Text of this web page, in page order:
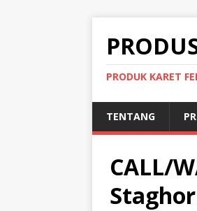
PRODUK KARET
TENTANG
CALL/